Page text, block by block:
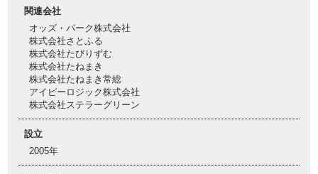
関連会社
オッズ・パーク株式会社
株式会社さとふる
株式会社たびりずむ
株式会社たねまき
株式会社たねまき常総
アイピーロジック株式会社
株式会社ステラーグリーン
設立
2005年